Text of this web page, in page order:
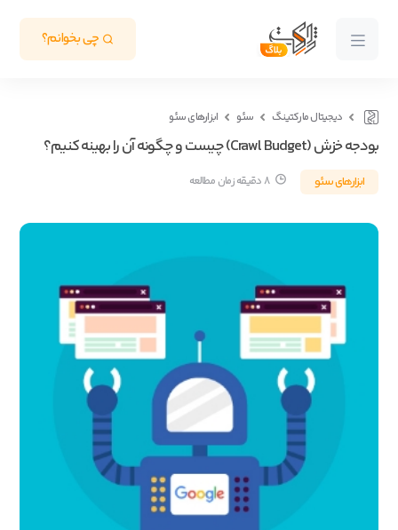
چی بخوانم؟
دیجیتال مارکتینگ سئو ابزارهای سئو
بودجه خزش (Crawl Budget) چیست و چگونه آن را بهینه کنیم؟
ابزارهای سئو 8 دقیقه زمان مطالعه